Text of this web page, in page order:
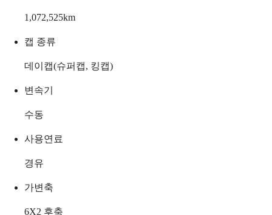
1,072,525km
캡 종류
데이캡(슈퍼캡, 킹캡)
변속기
수동
사용연료
경유
가변축
6X2 후축